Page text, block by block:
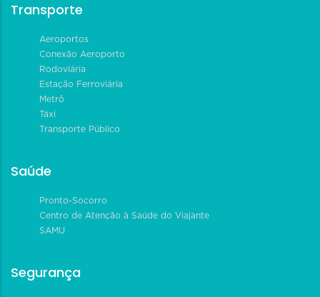
Transporte
Aeroportos
Conexão Aeroporto
Rodoviária
Estação Ferroviária
Metrô
Táxi
Transporte Público
Saúde
Pronto-Socorro
Centro de Atenção à Saúde do Viajante
SAMU
Segurança